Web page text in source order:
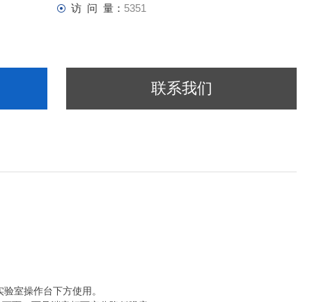
访 问 量： 5351
联系我们
室操作台下方使用。